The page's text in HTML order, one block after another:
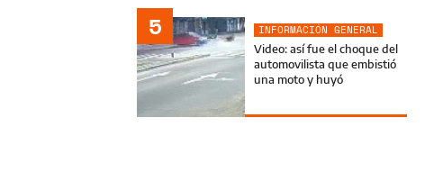
5
INFORMACIÓN GENERAL
Video: así fue el choque del
automovilista que embistió
una moto y huyó